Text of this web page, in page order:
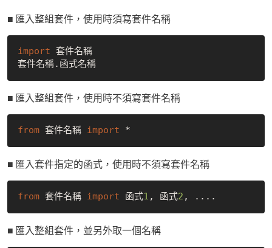
■ 匯入整組套件，使用時須寫套件名稱
import 套件名稱
套件名稱.函式名稱
■ 匯入整組套件，使用時不須寫套件名稱
from 套件名稱 import
■ 匯入套件指定的函式，使用時不須寫套件名稱
from 套件名稱 import 函式1 , 函式2
■ 匯入整組套件，並另外取一個名稱